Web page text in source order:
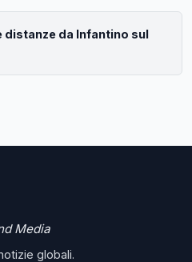
distanze da Infantino sul
Media
globali.